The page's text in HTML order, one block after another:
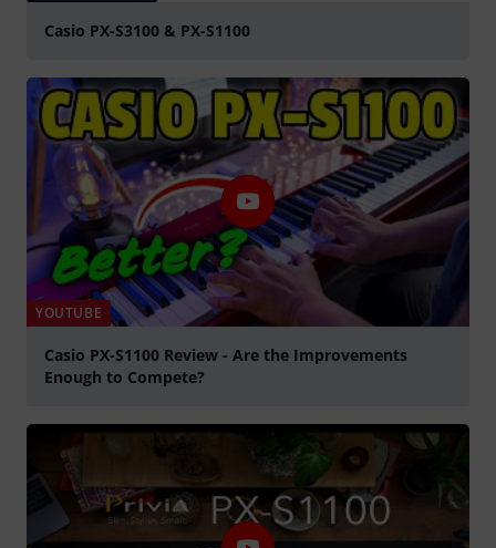
Casio PX-S3100 & PX-S1100
YOUTUBE
Casio PX-S1100 Review - Are the Improvements
Enough to Compete?